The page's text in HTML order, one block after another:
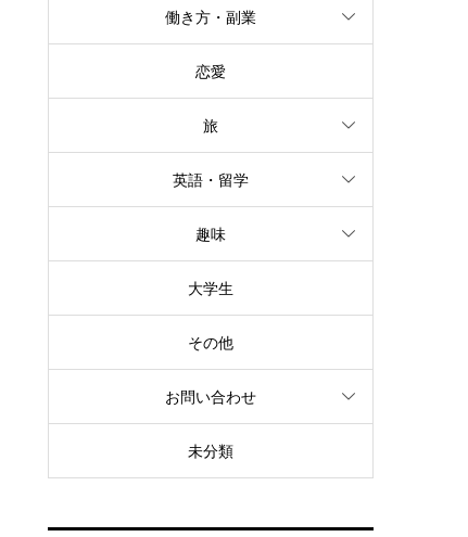
働き方・副業
恋愛
旅
英語・留学
趣味
大学生
その他
お問い合わせ
未分類